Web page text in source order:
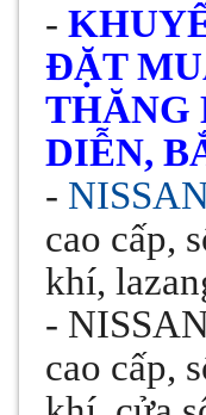
-
ĐẶT
THĂNG
DIỄN,
-
cao cấp,
khí,
-
cao cấp,